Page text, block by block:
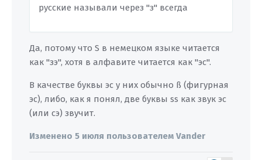
русские называли через "з" всегда
Да, потому что S в немецком языке читается
как "зэ", хотя в алфавите читается как "эс".
В качестве буквы эс у них обычно ß (фигурная
эс), либо, как я понял, две буквы ss как звук эс
(или сэ) звучит.
Изменено 5 июля пользователем Vander